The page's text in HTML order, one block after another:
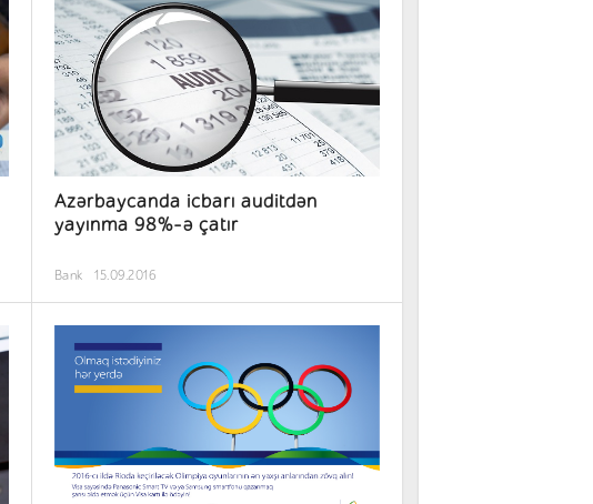
Azərbaycanda icbarı auditdən
yayınma 98%-ə çatır
Bank 15.09.2016